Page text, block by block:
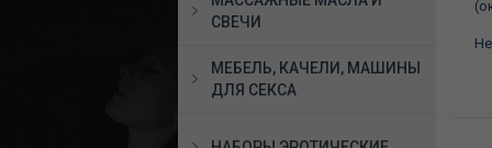
СВЕЧИ
МЕБЕЛЬ, КАЧЕЛИ, МАШИНЫ
ДЛЯ СЕКСА